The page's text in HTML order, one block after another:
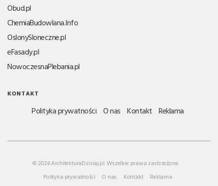
Obud.pl
ChemiaBudowlana.Info
OslonySloneczne.pl
eFasady.pl
NowoczesnaPlebania.pl
KONTAKT
Polityka prywatności O nas Kontakt Reklama
© 2026 ArchitekturaDzisiaj.pl. Wszelkie prawa zastrzeżone.
Polityka prywatności
O nas Kontakt Reklama